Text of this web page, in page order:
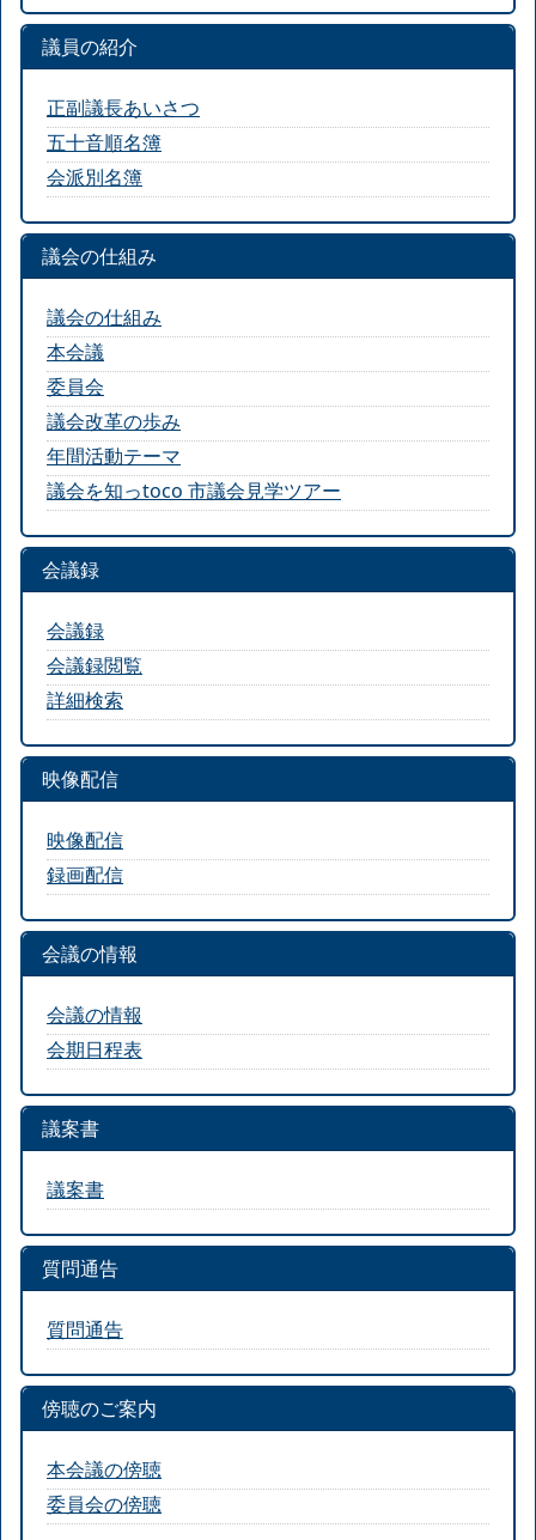
議員の紹介
正副議長あいさつ
五十音順名簿
会派別名簿
議会の仕組み
議会の仕組み
本会議
委員会
議会改革の歩み
年間活動テーマ
議会を知っtoco 市議会見学ツアー
会議録
会議録
会議録閲覧
詳細検索
映像配信
映像配信
録画配信
会議の情報
会議の情報
会期日程表
議案書
議案書
質問通告
質問通告
傍聴のご案内
本会議の傍聴
委員会の傍聴